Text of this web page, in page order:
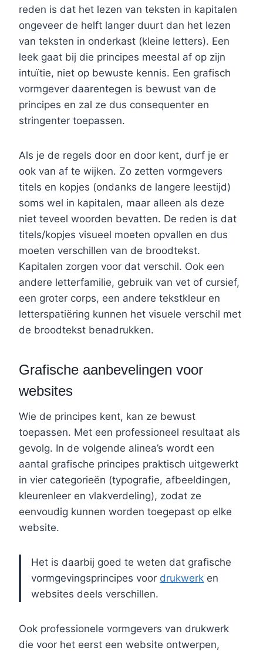
reden is dat het lezen van teksten in kapitalen
ongeveer de helft langer duurt dan het lezen
van teksten in onderkast (kleine letters). Een
leek gaat bij die principes meestal af op zijn
intuïtie, niet op bewuste kennis. Een grafisch
vormgever daarentegen is bewust van de
principes en zal ze dus consequenter en
stringenter toepassen.
Als je de regels door en door kent, durf je er
ook van af te wijken. Zo zetten vormgevers
titels en kopjes (ondanks de langere leestijd)
soms wel in kapitalen, maar alleen als deze
niet teveel woorden bevatten. De reden is dat
titels/kopjes visueel moeten opvallen en dus
moeten verschillen van de broodtekst.
Kapitalen zorgen voor dat verschil. Ook een
andere letterfamilie, gebruik van vet of cursief,
een groter corps, een andere tekstkleur en
letterspatiëring kunnen het visuele verschil met
de broodtekst benadrukken.
Grafische aanbevelingen voor
websites
Wie de principes kent, kan ze bewust
toepassen. Met een professioneel resultaat als
gevolg. In de volgende alinea’s wordt een
aantal grafische principes praktisch uitgewerkt
in vier categorieën (typografie, afbeeldingen,
kleurenleer en vlakverdeling), zodat ze
eenvoudig kunnen worden toegepast op elke
website.
Het is daarbij goed te weten dat grafische
vormgevingsprincipes voor drukwerk en
websites deels verschillen.
Ook professionele vormgevers van drukwerk
die voor het eerst een website ontwerpen,